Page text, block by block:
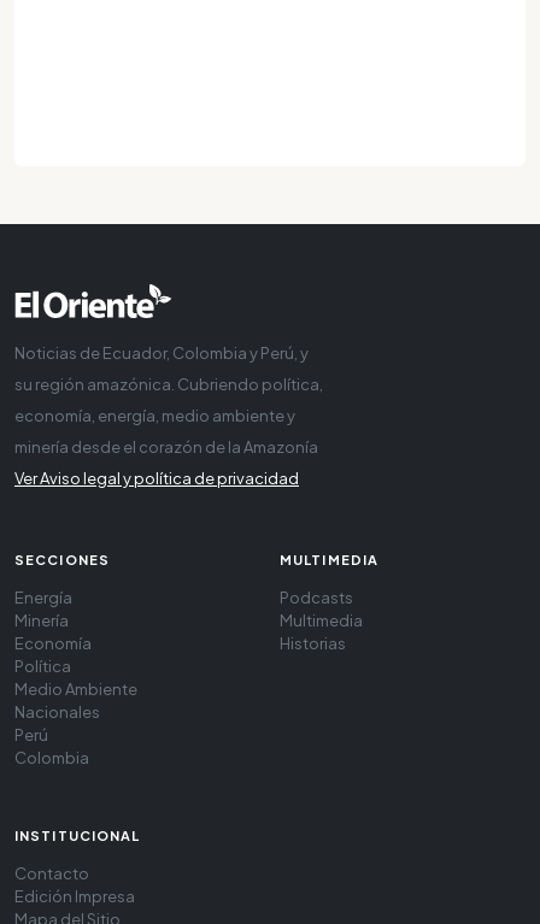
Noticias de Ecuador, Colombia y Perú, y
su región amazónica. Cubriendo política,
economía, energía, medio ambiente y
minería desde el corazón de la Amazonía
Ver Aviso legal y política de privacidad
SECCIONES
Energía
Minería
Economía
Política
Medio Ambiente
Nacionales
Perú
Colombia
MULTIMEDIA
Podcasts
Multimedia
Historias
INSTITUCIONAL
Contacto
Edición Impresa
Mapa del Sitio